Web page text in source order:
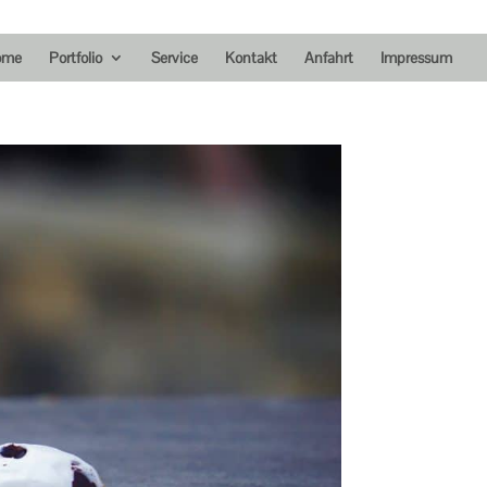
Portfolio Service Kontakt Anfahrt Impressum